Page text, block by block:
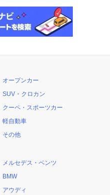
オープンカー
SUV・クロカン
クーペ・スポーツカー
軽自動車
その他
メルセデス・ベンツ
BMW
アウディ